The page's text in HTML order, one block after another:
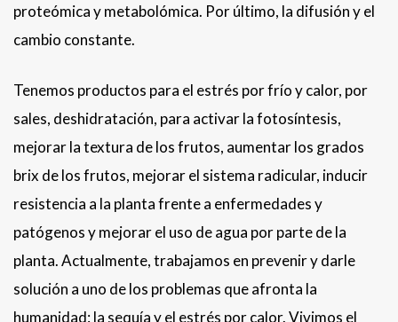
proteómica y metabolómica. Por último, la difusión y el
cambio constante.
Tenemos productos para el estrés por frío y calor, por
sales, deshidratación, para activar la fotosíntesis,
mejorar la textura de los frutos, aumentar los grados
brix de los frutos, mejorar el sistema radicular, inducir
resistencia a la planta frente a enfermedades y
patógenos y mejorar el uso de agua por parte de la
planta. Actualmente, trabajamos en prevenir y darle
solución a uno de los problemas que afronta la
humanidad: la sequía y el estrés por calor. Vivimos el